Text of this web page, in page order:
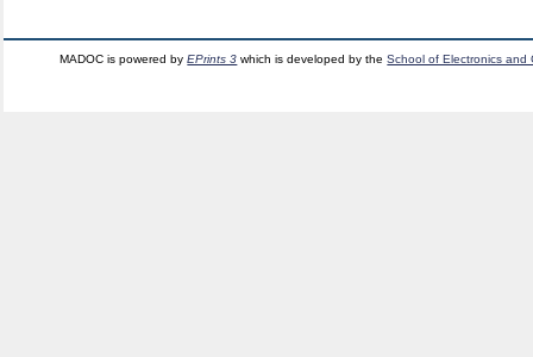
MADOC is powered byEPrints 3 which is developed by theSchool of Electronics and